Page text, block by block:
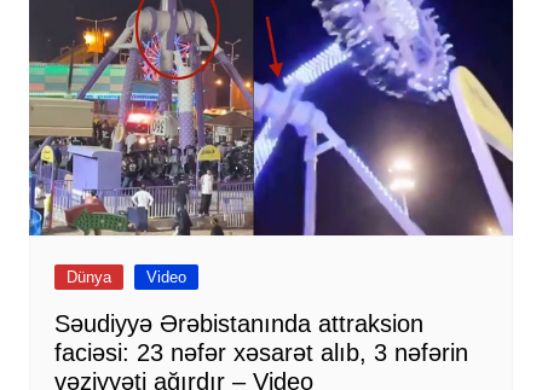
Dünya Video
Səudiyyə Ərəbistanında attraksion
faciəsi: 23 nəfər xəsarət alıb, 3 nəfərin
vəziyyəti ağırdır – Video